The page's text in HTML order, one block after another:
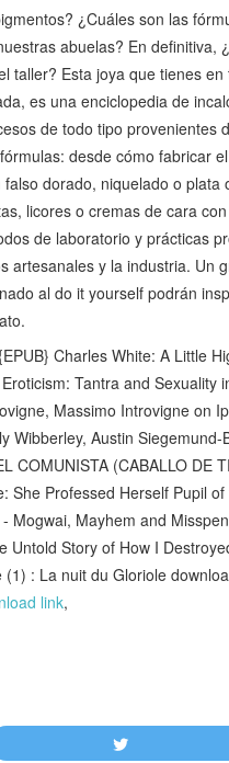
¿Cuáles son las
abuelas? En definitiva,
taller? Esta joya que tienes
es una enciclopedia de
de todo tipo provenientes
desde cómo fabricar
dorado, niquelado o
licores o cremas de cara
de laboratorio y prácticas
artesanales y la industria. Un
al do it yourself podrán
Charles White: A Little
Tantra and
Massimo Introvigne on
Wibberley, Austin
COMUNISTA (CABALLO DE
She Professed Herself Pupil
Mogwai, Mayhem and
Story of How I
: La nuit du Gloriole
link,